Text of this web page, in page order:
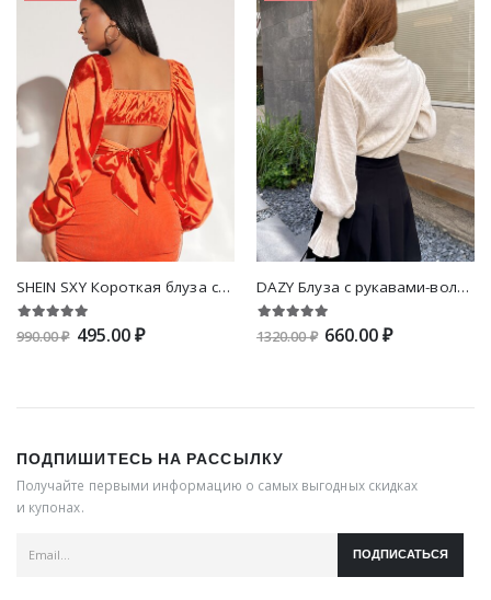
SHEIN SXY Короткая блуза со сборками с рукавами-фонариками с узлом сзади из атласа
990.00 ₽ 495.00 ₽
DAZY Блуза с рукавами-воланами
1320.00 ₽ 660.00 ₽
ПОДПИШИТЕСЬ НА РАССЫЛКУ
Получайте первыми информацию о самых выгодных скидках
и купонах.
ПОДПИСАТЬСЯ